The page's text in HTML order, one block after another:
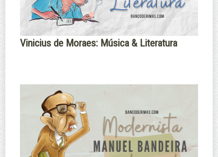
Vinicius de Moraes: Música & Literatura